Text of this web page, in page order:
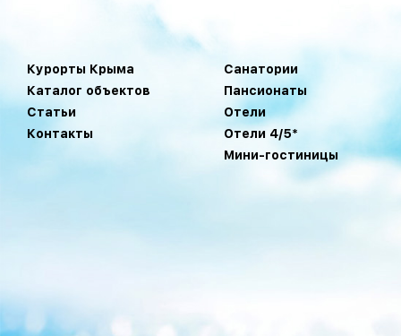
Курорты Крыма
Каталог объектов
Статьи
Контакты
Санатории
Пансионаты
Отели
Отели 4/5*
Мини-гостиницы